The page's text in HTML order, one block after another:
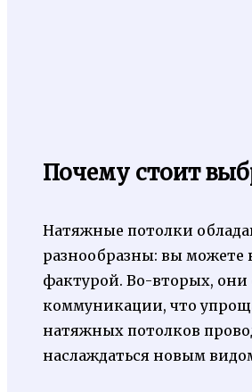
Почему стоит
Натяжные потолки
разнообразны: вы можете
фактурой. Во-вторых, они
коммуникации, что
натяжных потолков
наслаждаться новым